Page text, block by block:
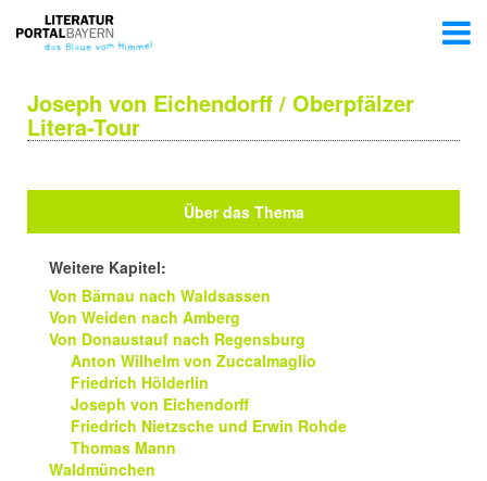
Joseph von Eichendorff / Oberpfälzer
Litera-Tour
Über das Thema
Weitere Kapitel:
Von Bärnau nach Waldsassen
Von Weiden nach Amberg
Von Donaustauf nach Regensburg
Anton Wilhelm von Zuccalmaglio
Friedrich Hölderlin
Joseph von Eichendorff
Friedrich Nietzsche und Erwin Rohde
Thomas Mann
Waldmünchen